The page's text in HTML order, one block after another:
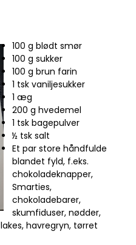
100 g blødt smør
100 g sukker
100 g brun farin
1 tsk vaniljesukker
1 æg
200 g hvedemel
1 tsk bagepulver
½ tsk salt
Et par store håndfulde
blandet fyld, f.eks.
chokoladeknapper,
Smarties,
chokoladebarer,
skumfiduser, nødder,
havregryn, tørret